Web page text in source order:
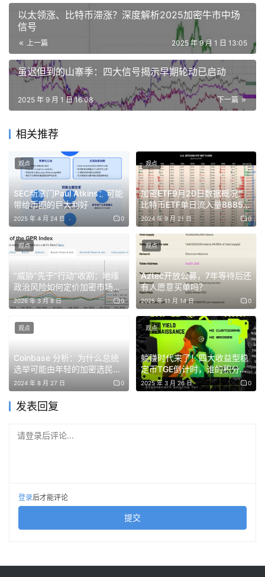
他的痴迷并非偶然。多西已经意识到简短、频繁的更新对于
清晰的表达可以挽救生命。如果同样的效率能够改善日常沟
通，那又会怎样？
在毕晓普·杜堡高中，他兼职做过时装模特。放学后，他会
入侵系统，不是为了破坏，而是为了理解它们如何运作。
改变他人生的一次黑客行动发生在 16 岁。调度管理服务公
司（Dispatch Management Services）建立了一个网站，
但没有列出联系信息。当多西发现一个安全漏洞时，他没有
利用它，而是给公司主席发送电子邮件，解释了漏洞及修复
方法。
多西用这个机会开启了一场对话。
主席格雷格·基德（Greg Kidd）在一周内决定雇用他。一个
来自密苏里的青少年如今为曼哈顿一家物流公司工作，学习
如何实时协调运输和资源。
14 岁时，他编写的调度软件已被出租车公司实际使用。18
件，就能知道网络中每个人的当前动态，那会怎样？
以太领涨、比特币滞涨？深度解析2025加密牛市中场
信号
上一篇 2025 年 9 月 1 日 13:05
虽迟但到的山寨季：四大信号揭示早期轮动已启动
下一篇
2025 年 9 月 1 日 16:08
相关推荐
SEC新掌门Paul Atkins：可能
带给币圈的巨大利好
2025 年 4 月 24 日 0
观点
加密ETF9月20日数据概况：
比特币ETF单日流入量8885
万美元
2024 年 9 月 21 日 0
观点
“威胁”先于“行动”收割：地缘
政治风险如何定价加密市场
——传导机制走势展望
2026 年 3 月 8 日 0
观点
Aztec开放公募，7年等待后还
有人愿意买单吗？
2025 年 11 月 14 日 0
观点
Coinbase 分析：为什么总统
选举可能由年轻的加密选民决
定？
2024 年 8 月 27 日 0
观点
躺赚时代来了！四大收益型稳
定币TGE倒计时，谁的积分空
投能暴富？
2025 年 3 月 26 日 0
观点
发表回复
请登录后评论...
登录后才能评论
提交